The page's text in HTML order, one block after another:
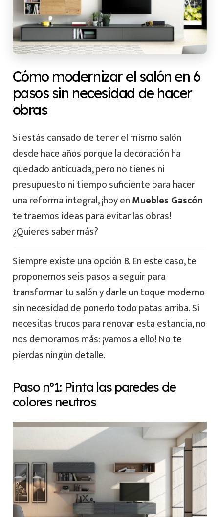
Cómo modernizar el salón en 6
pasos sin necesidad de hacer
obras
Si estás cansado de tener el mismo salón
desde hace años porque la decoración ha
quedado anticuada, pero no tienes ni
presupuesto ni tiempo suficiente para hacer
una reforma integral, ¡hoy enMuebles Gascón
te traemos ideas para evitar las obras!
¿Quieres saber más?
Siempre existe una opción B. En este caso, te
proponemos seis pasos a seguir para
transformar tu salón y darle un toque moderno
sin necesidad de ponerlo todo patas arriba. Si
necesitas trucos para renovar esta estancia, no
nos demoramos más: ¡vamos a ello! No te
pierdas ningún detalle.
Paso nº1: Pinta las paredes de
colores neutros